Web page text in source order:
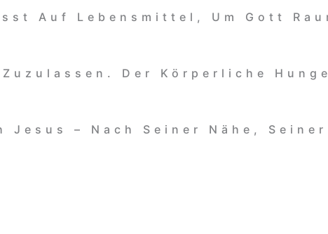
Auf Lebensmittel, Um Gott
Der Körperliche
Jesus – Nach Seiner Nähe,